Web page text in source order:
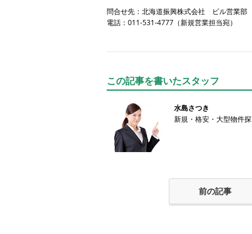
問合せ先：北海道振興株式会社 ビル営業部
電話：011-531-4777（新規営業担当宛）
この記事を書いたスタッフ
水島さつき
新規・格安・大型物件
前の記事